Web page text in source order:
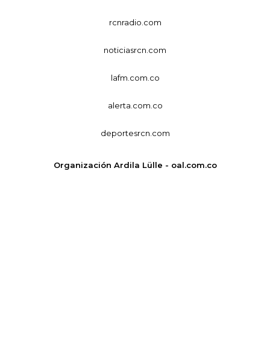
rcnradio.com
noticiasrcn.com
lafm.com.co
alerta.com.co
deportesrcn.com
Organización Ardila Lülle - oal.com.co